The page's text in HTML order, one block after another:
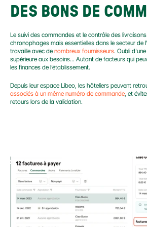
DES BONS DE
Le suivi des commandes et le contrôle des
chronophages mais essentielles dans le secteur de
travaille avec de nombreux fournisseurs. Oubli
supérieure aux besoins... Autant de facteurs qui
les finances de l’établissement.
Depuis leur espace Libeo, les hôteliers peuvent
associés à un même numéro de commande , et
retours lors de la validation.